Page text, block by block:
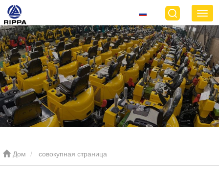
Дом совокупная страница